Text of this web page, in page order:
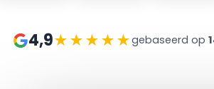
4,9★★★★★gebaseerd op